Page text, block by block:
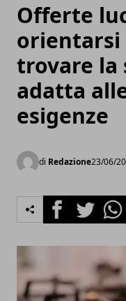
Offerte
orientarsi
trovare la
adatta
esigenze
di Redazione23/06/
FacebookTwitter